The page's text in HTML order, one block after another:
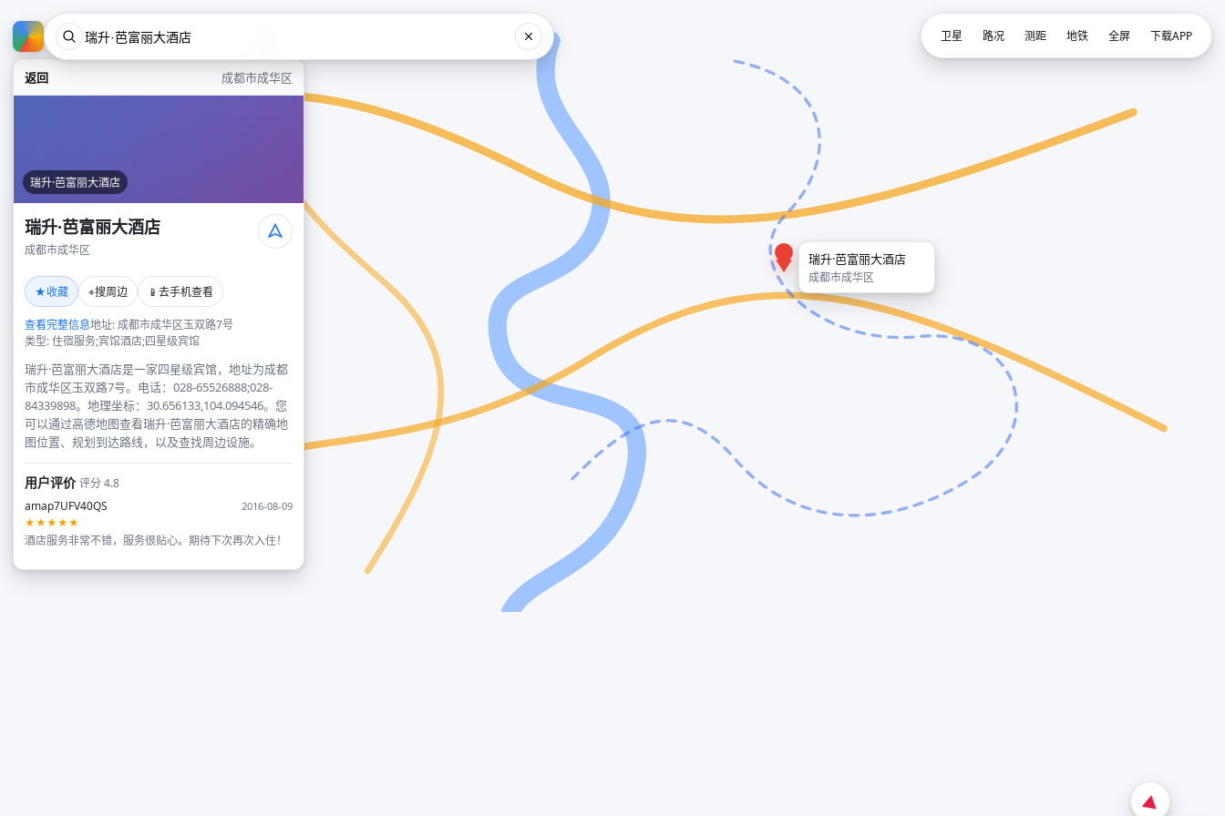
返回 成都市成华区
瑞升·芭富丽大酒店
瑞升·芭富丽大酒店
成都市成华区
★收藏 ⌖搜周边 📱 去手机查看
查看完整信息地址: 成都市成华区玉双路7号
类型: 住宿服务;宾馆酒店;四星级宾馆
瑞升·芭富丽大酒店是一家四星级宾馆，地址为成都
市成华区玉双路7号。电话：028-65526888;028-
84339898。地理坐标：30.656133,104.094546。您
可以通过高德地图查看瑞升·芭富丽大酒店的精确地
图位置、规划到达路线，以及查找周边设施。
用户评价评分 4.8
amap7UFV40QS
2016-08-09
★★★★★
酒店服务非常不错，服务很贴心。期待下次再次入住！
瑞升·芭富丽大酒店
成都市成华区
卫星 路况 测距 地铁 全屏 下载APP